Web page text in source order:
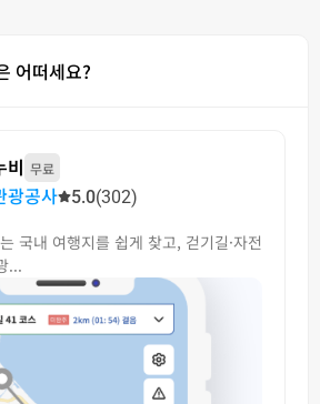
어떠세요?
비 무료
광공사 5.0(302)
국내 여행지를 쉽게 찾고, 걷기길·자전
...